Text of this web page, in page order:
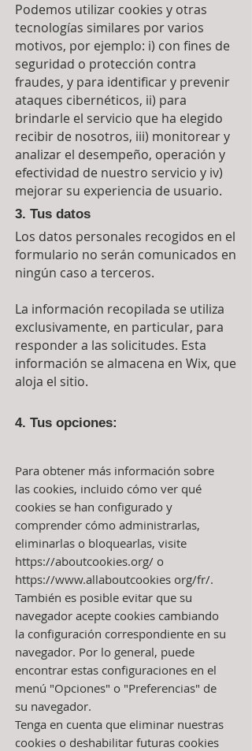
Podemos utilizar cookies y otras
tecnologías similares por varios
motivos, por ejemplo: i) con fines de
seguridad o protección contra
fraudes, y para identificar y prevenir
ataques cibernéticos, ii) para
brindarle el servicio que ha elegido
recibir de nosotros, iii) monitorear y
analizar el desempeño, operación y
efectividad de nuestro servicio y iv)
mejorar su experiencia de usuario.
3. Tus datos
Los datos personales recogidos en el
formulario no serán comunicados en
ningún caso a terceros.
La información recopilada se utiliza
exclusivamente, en particular, para
responder a las solicitudes. Esta
información se almacena en Wix, que
aloja el sitio.
4. Tus opciones:
Para obtener más información sobre
las cookies, incluido cómo ver qué
cookies se han configurado y
comprender cómo administrarlas,
eliminarlas o bloquearlas, visite
https://aboutcookies.org/ o
https://www.allaboutcookies org/fr/.
También es posible evitar que su
navegador acepte cookies cambiando
la configuración correspondiente en su
navegador. Por lo general, puede
encontrar estas configuraciones en el
menú "Opciones" o "Preferencias" de
su navegador.
Tenga en cuenta que eliminar nuestras
cookies o deshabilitar futuras cookies